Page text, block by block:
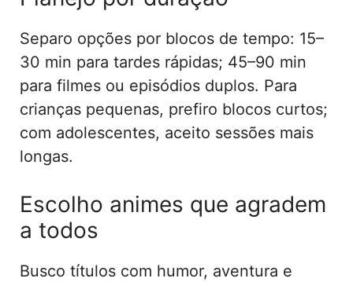
Separo opções por blocos de tempo: 15–
30 min para tardes rápidas; 45–90 min
para filmes ou episódios duplos. Para
crianças pequenas, prefiro blocos curtos;
com adolescentes, aceito sessões mais
longas.
Escolho animes que agradem
a todos
Busco títulos com humor, aventura e